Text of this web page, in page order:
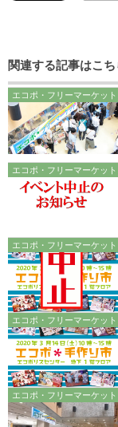
関連する記事はこち
エコポ・フリーマーケッ
エコポ・フリーマーケッ
エコポ・フリーマーケッ
エコポ・フリーマーケッ
エコポ・フリーマーケッ